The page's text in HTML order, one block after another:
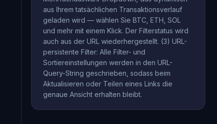
aus Ihrem tatsächlichen Transaktionsverlauf
geladen wird — wählen Sie BTC, ETH, SOL
und mehr mit einem Klick. Der Filterstatus wird
auch aus der URL wiederhergestellt. (3) URL-
persistente Filter: Alle Filter- und
Sortiereinstellungen werden in den URL-
Query-String geschrieben, sodass beim
Aktualisieren oder Teilen eines Links die
genaue Ansicht erhalten bleibt.